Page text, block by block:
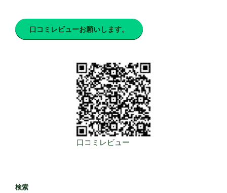
口コミレビューお願いします。
口コミレビュー
検索